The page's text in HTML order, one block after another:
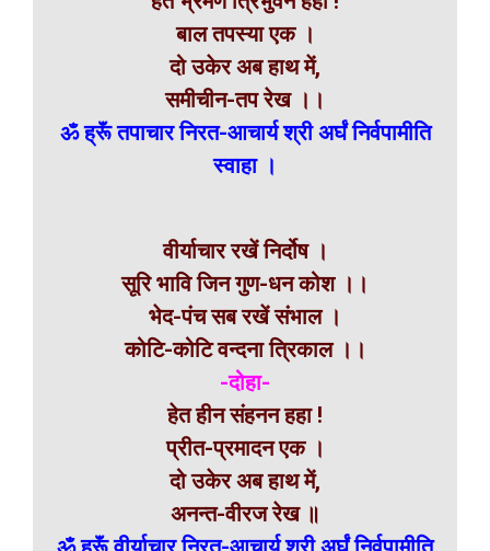
बाल तपस्या एक ।
दो उकेर अब हाथ में,
समीचीन-तप रेख ।।
ॐ ह्रूॅं तपाचार निरत-आचार्य श्री अर्घं निर्वपामीति
स्वाहा ।
वीर्याचार रखें निर्दोष ।
सूरि भावि जिन गुण-धन कोश ।।
भेद-पंच सब रखें संभाल ।
कोटि-कोटि वन्दना त्रिकाल ।।
-दोहा-
हेत हीन संहनन हहा !
प्रीत-प्रमादन एक ।
दो उकेर अब हाथ में,
अनन्त-वीरज रेख ॥